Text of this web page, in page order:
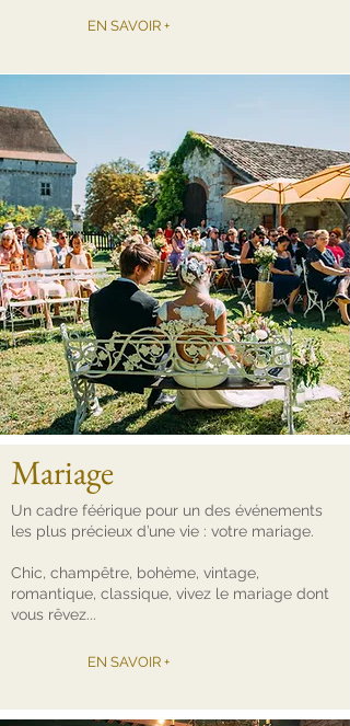
EN SAVOIR +
Mariage
Un cadre féérique pour un des événements
les plus précieux d’une vie : votre mariage.
Chic, champêtre, bohème, vintage,
romantique, classique, vivez le mariage dont
vous rêvez...
EN SAVOIR +